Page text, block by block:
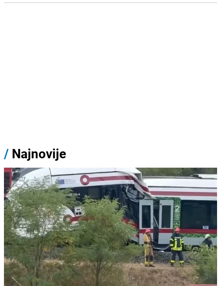
/ Najnovije